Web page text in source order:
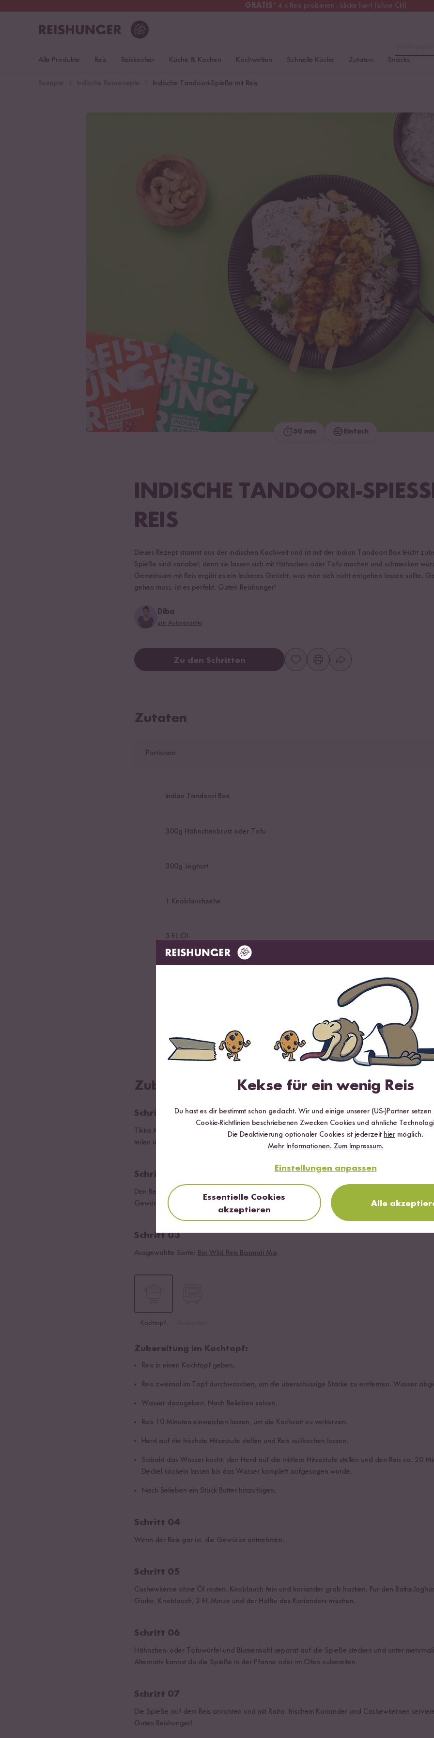
GRATIS* 4 x Reis probieren - klicke hier! (ohne CH)
Kostenloser Versand
Alle Produkte
Reis Reiskocher Küche & Kochen Kochwelten Schnelle Küche Zutaten Snacks
Indische Tandoori-Spieße mit Reis
30 min Einfach
INDISCHE TANDOORI-SPIESSE
EIS
Dieses Rezept stammt aus der indischen Kochwelt und ist mit der Indian Tandoori Box leicht
Spieße sind variabel, denn sie lassen sich mit Hähnchen oder Tofu machen und schmecken
Gemeinsam mit Reis ergibt es ein leckeres Gericht, was man sich nicht entgehen lassen sollte.
gehen muss, ist es perfekt. Guten Reishunger!
Diba
zur Autorenseite
Zu den Schritten
Zutaten
Portionen
Indian Tandoori Box
300g Hähnchenbrust oder Tofu
300g Joghurt
1 Knoblauchzehe
5 EL Öl
0,5Bund Koriander
Zubereitung
Schritt 01
Tikka Marinade mit 50g Joghurt mischen. Hähnchenbrust oder Tofu würfeln und darin
teilen und mit Green Masala Paste und Öl mischen. Beides für mindestens 3-4 Stunden ziehen
Schritt 02
Den Reis zusammen mit dem Indischen Reis Gewürz nach Packungsanweisung kochen. Wenn
Gewürze entnehmen.
Schritt 03
Ausgewählte Sorte: Bio Wild Reis Basmati Mix
Kochtopf
Zubereitung im Kochtopf:
Reis in einen Kochtopf geben.
Reis zweimal im Topf durchwaschen, um die überschüssige Stärke zu entfernen. Wasser
Wasser dazugeben. Nach Belieben salzen.
Reis 10 Minuten einweichen lassen, um die Kochzeit zu verkürzen.
Herd auf die höchste Hitzestufe stellen und Reis aufkochen lassen.
Sobald das Wasser kocht, den Herd auf die mittlere Hitzestufe stellen und den Reis ca. 20
Deckel köcheln lassen bis das Wasser komplett aufgesogen wurde.
Nach Belieben ein Stück Butter hinzufügen.
Schritt 04
Wenn der Reis gar ist, die Gewürze entnehmen.
Schritt 05
Cashewkerne ohne Öl rösten. Knoblauch fein und koriander grob hacken. Für den Raita-
Gurke, Knoblauch, 2 EL Minze und der Hälfte des Korianders mischen.
Schritt 06
Hähnchen- oder Tofuwürfel und Blumenkohl separat auf die Spieße stecken und unter
Alternativ kannst du die Spieße in der Pfanne oder im Ofen zubereiten.
Schritt 07
Die Spieße auf dem Reis anrichten und mit Raita, frischem Koriander und Cashewkernen
Guten Reishunger!
Kekse für ein wenig Reis
Du hast es dir bestimmt schon gedacht. Wir und einige unserer (US-)Partner
Cookie-Richtlinien beschriebenen Zwecken Cookies und ähnliche
Die Deaktivierung optionaler Cookies ist jederzeit hier möglich.
Mehr Informationen. Zum Impressum.
Einstellungen anpassen
Essentielle Cookies
akzeptieren
Alle